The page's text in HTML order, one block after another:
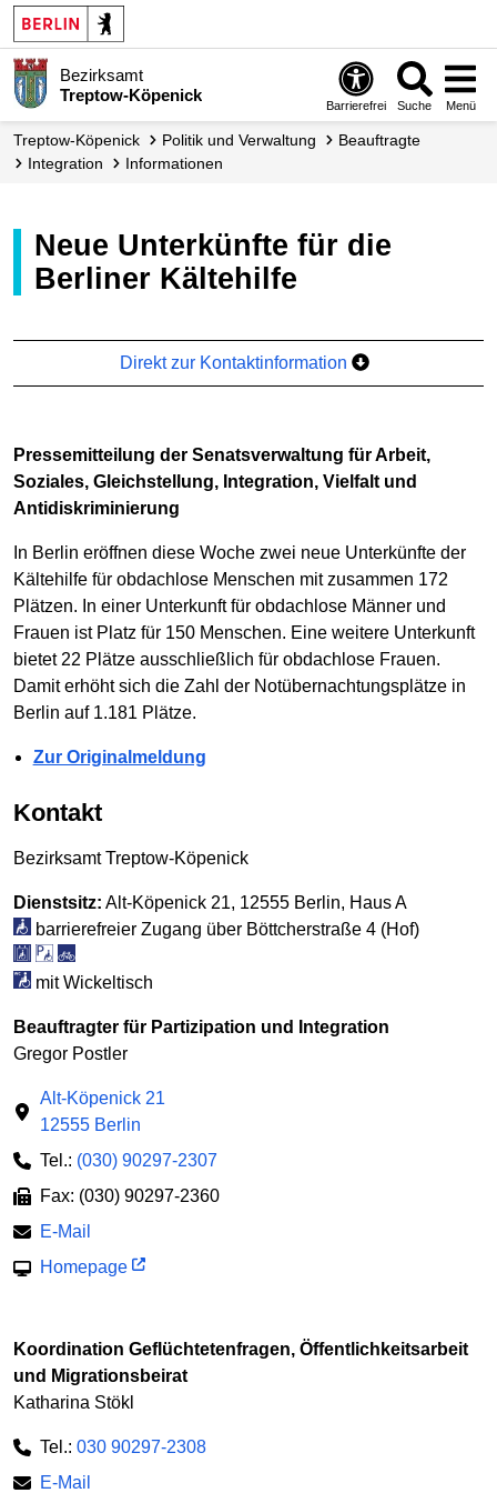
Bezirksamt
Treptow-Köpenick
Barrierefrei Suche Menü
Treptow-Köpenick Politik und Verwaltung
Beauftragte
Integration
Informationen
Neue Unterkünfte für die
Berliner Kältehilfe
Direkt zur Kontaktinformation
Pressemitteilung der Senatsverwaltung für Arbeit,
Soziales, Gleichstellung, Integration, Vielfalt und
Antidiskriminierung
In Berlin eröffnen diese Woche zwei neue Unterkünfte der
Kältehilfe für obdachlose Menschen mit zusammen 172
Plätzen. In einer Unterkunft für obdachlose Männer und
Frauen ist Platz für 150 Menschen. Eine weitere Unterkunft
bietet 22 Plätze ausschließlich für obdachlose Frauen.
Damit erhöht sich die Zahl der Notübernachtungsplätze in
Berlin auf 1.181 Plätze.
Zur Originalmeldung
Kontakt
Bezirksamt Treptow-Köpenick
Dienstsitz: Alt-Köpenick 21, 12555 Berlin, Haus A
barrierefreier Zugang über Böttcherstraße 4 (Hof)
mit Wickeltisch
Beauftragter für Partizipation und Integration
Gregor Postler
Alt-Köpenick 21
12555 Berlin
Tel.: (030) 90297-2307
Fax: (030) 90297-2360
E-Mail
Homepage
Koordination Geflüchtetenfragen, Öffentlichkeitsarbeit
und Migrationsbeirat
Katharina Stökl
Tel.: 030 90297-2308
E-Mail